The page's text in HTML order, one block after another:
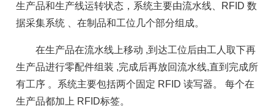
生产品和生产线运转状态，系统主要由流水线、RFID 数
据采集系统 、在制品和工位几个部分组成。
在生产品在流水线上移动 ,到达工位后由工人取下再
生产品进行零配件组装 ,完成后再放回流水线,直到完成所
有工序 。系统主要包括两个固定 RFID 读写器。 每个在
生产品都加上 RFID标签。